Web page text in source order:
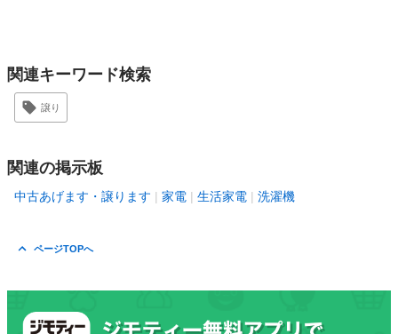
関連キーワード検索
譲り
関連の掲示板
中古あげます・譲ります 家電 生活家電 洗濯機
ページTOPへ